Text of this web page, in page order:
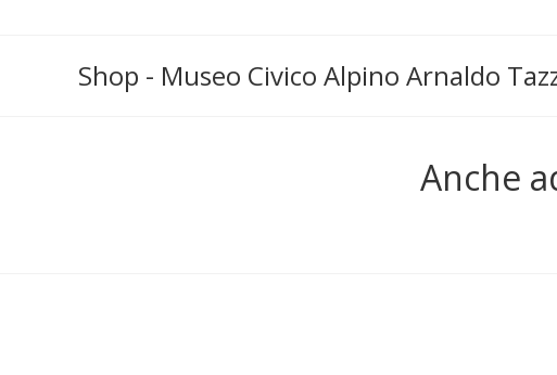
Shop - Museo Civico Alpino Arnaldo
Anche